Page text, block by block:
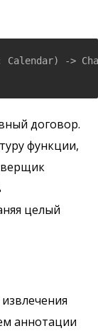
->
договор.
функции,
целый
аннотации